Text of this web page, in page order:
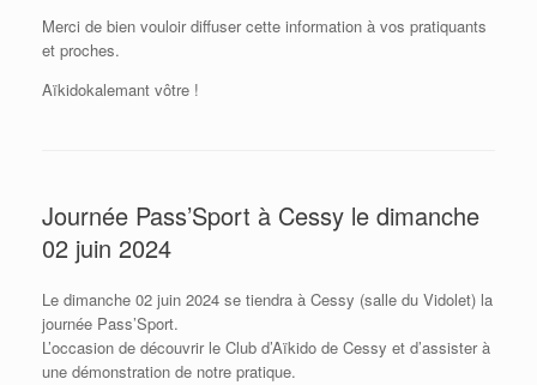
Merci de bien vouloir diffuser cette information à vos pratiquants
et proches.
Aïkidokalemant vôtre !
Journée Pass’Sport à Cessy le dimanche
02 juin 2024
Le dimanche 02 juin 2024 se tiendra à Cessy (salle du Vidolet) la
journée Pass’Sport.
L’occasion de découvrir le Club d’Aïkido de Cessy et d’assister à
une démonstration de notre pratique.